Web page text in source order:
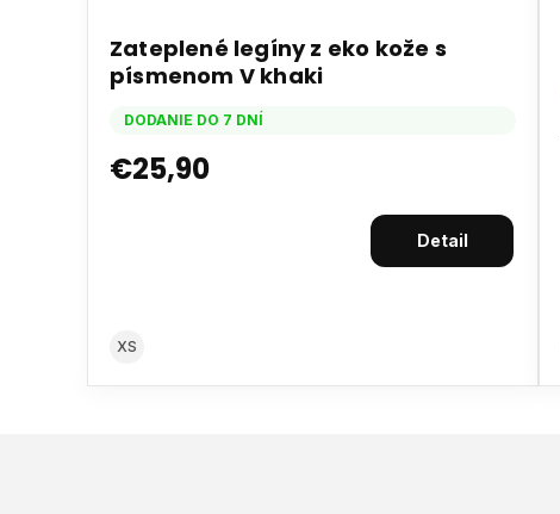
Zateplené legíny z eko kože s
písmenom V khaki
DODANIE DO 7 DNÍ
€25,90
Detail
XS